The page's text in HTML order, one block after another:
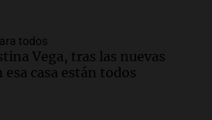
todos
Vega, tras las nuevas
casa están todos